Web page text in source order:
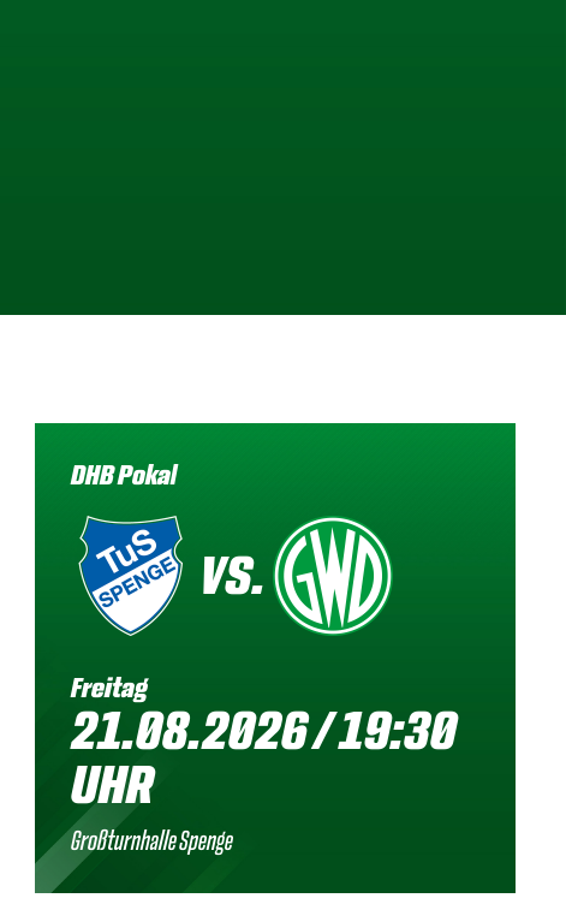
DHB Pokal
VS.
Freitag
21.08.2026 / 19:30
UHR
Großturnhalle Spenge